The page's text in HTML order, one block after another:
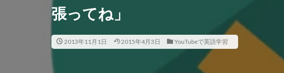
張ってね」
2013年11月1日 2015年4月3日 YouTubeで英語学習